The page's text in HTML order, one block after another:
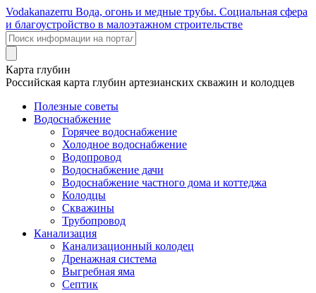
Vodakanazerru Вода, огонь и медные трубы. Социальная сфера
и благоустройство в малоэтажном строительстве
Карта глубин
Российская карта глубин артезианских скважин и колодцев
Полезные советы
Водоснабжение
Горячее водоснабжение
Холодное водоснабжение
Водопровод
Водоснабжение дачи
Водоснабжение частного дома и коттеджа
Колодцы
Скважины
Трубопровод
Канализация
Канализационный колодец
Дренажная система
Выгребная яма
Септик